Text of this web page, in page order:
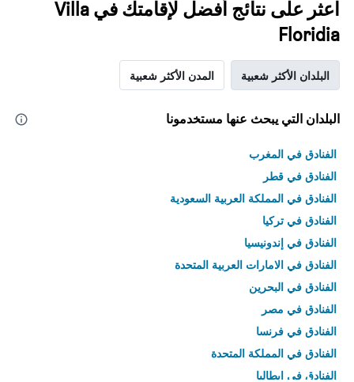
اعثر على نتائج أفضل لإقامتك في Villa
Floridia
البلدان الأكثر شعبية المدن الأكثر شعبية
البلدان التي يبحث عنها مستخدمونا
الفنادق في المغرب
الفنادق في قطر
الفنادق في المملكة العربية السعودية
الفنادق في تركيا
الفنادق في إندونيسيا
الفنادق في الامارات العربية المتحدة
الفنادق في البحرين
الفنادق في مصر
الفنادق في فرنسا
الفنادق في المملكة المتحدة
الفنادق في إيطاليا